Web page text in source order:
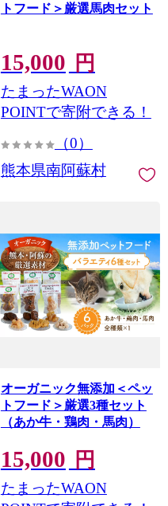
トフード＞厳選馬肉セット
15,000 円
たまったWAON
POINTで寄附できる！
（0）
熊本県南阿蘇村
オーガニック無添加＜ペッ
トフード＞厳選3種セット
（あか牛・鶏肉・馬肉）
15,000 円
たまったWAON